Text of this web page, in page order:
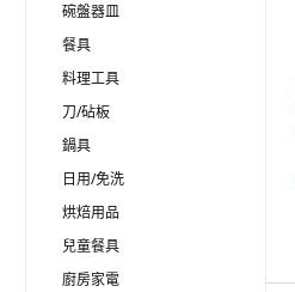
碗盤器皿
餐具
料理工具
刀/砧板
鍋具
日用/免洗
烘焙用品
兒童餐具
廚房家電